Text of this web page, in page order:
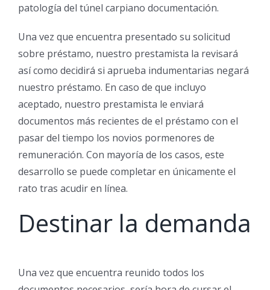
patologí­a del túnel carpiano documentación.
Una vez que encuentra presentado su solicitud
sobre préstamo, nuestro prestamista la revisará
así­ como decidirá si aprueba indumentarias negará
nuestro préstamo. En caso de que incluyo
aceptado, nuestro prestamista le enviará
documentos más recientes de el préstamo con el
pasar del tiempo los novios pormenores de
remuneración. Con mayoría de los casos, este
desarrollo se puede completar en únicamente el
rato tras acudir en línea.
Destinar la demanda
Una vez que encuentra reunido todos los